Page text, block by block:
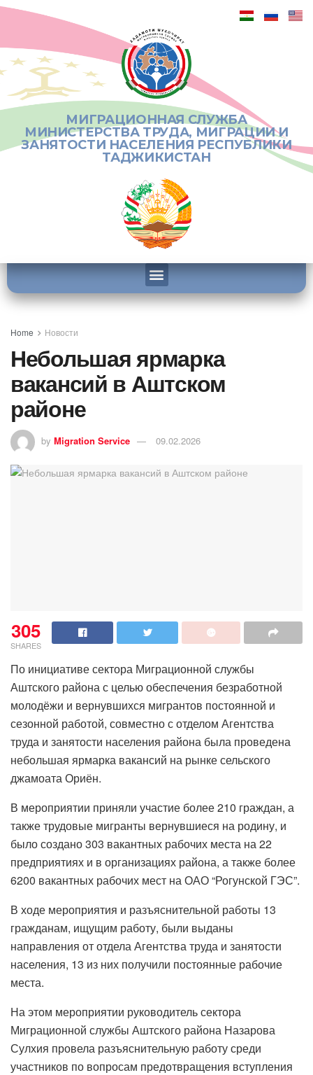
МИГРАЦИОННАЯ СЛУЖБА
МИНИСТЕРСТВА ТРУДА, МИГРАЦИИ И
ЗАНЯТОСТИ НАСЕЛЕНИЯ РЕСПУБЛИКИ
ТАДЖИКИСТАН
Home Новости
Небольшая ярмарка
вакансий в Аштском
районе
by Migration Service 09.02.2026
305
SHARES
По инициативе сектора Миграционной службы
Аштского района с целью обеспечения безработной
молодёжи и вернувшихся мигрантов постоянной и
сезонной работой, совместно с отделом Агентства
труда и занятости населения района была проведена
небольшая ярмарка вакансий на рынке сельского
джамоата Ориён.
В мероприятии приняли участие более 210 граждан, а
также трудовые мигранты вернувшиеся на родину, и
было создано 303 вакантных рабочих места на 22
предприятиях и в организациях района, а также более
6200 вакантных рабочих мест на ОАО “Рогунской ГЭС”.
В ходе мероприятия и разъяснительной работы 13
гражданам, ищущим работу, были выданы
направления от отдела Агентства труда и занятости
населения, 13 из них получили постоянные рабочие
места.
На этом мероприятии руководитель сектора
Миграционной службы Аштского района Назарова
Сулхия провела разъяснительную работу среди
участников по вопросам предотвращения вступления